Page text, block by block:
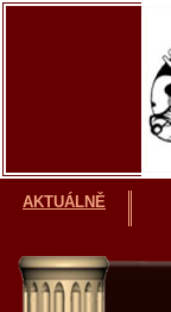
AKTUÁLNĚ